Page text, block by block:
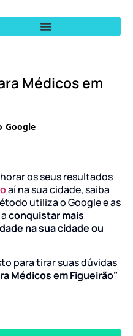
Médicos em
os seus resultados
aí na sua cidade, saiba
utiliza o Google e as
conquistar mais
na sua cidade ou
para tirar suas dúvidas
Médicos em Figueirão”